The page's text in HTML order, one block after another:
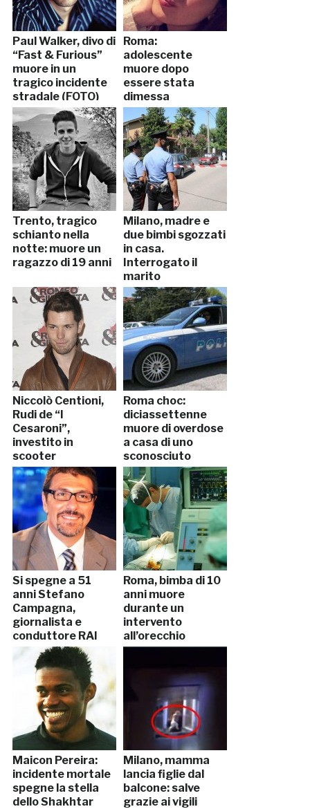
Paul Walker, divo di
“Fast & Furious”
muore in un
tragico incidente
stradale (FOTO)
Roma:
adolescente
muore dopo
essere stata
dimessa
dall’ospedale
Trento, tragico
schianto nella
notte: muore un
ragazzo di 19 anni
Milano, madre e
due bimbi sgozzati
in casa.
Interrogato il
marito
Niccolò Centioni,
Rudi de “I
Cesaroni”,
investito in
scooter
Roma choc:
diciassettenne
muore di overdose
a casa di uno
sconosciuto
Si spegne a 51
anni Stefano
Campagna,
giornalista e
conduttore RAI
Roma, bimba di 10
anni muore
durante un
intervento
all’orecchio
Maicon Pereira:
incidente mortale
spegne la stella
dello Shakhtar
Milano, mamma
lancia figlie dal
balcone: salve
grazie ai vigili